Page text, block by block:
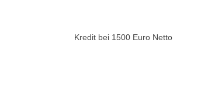
Kredit bei 1500 Euro Netto